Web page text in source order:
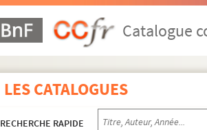
Catalogue
LES CATALOGUES
RECHERCHE RAPIDE